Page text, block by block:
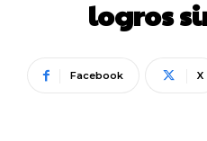
logros
Facebook X